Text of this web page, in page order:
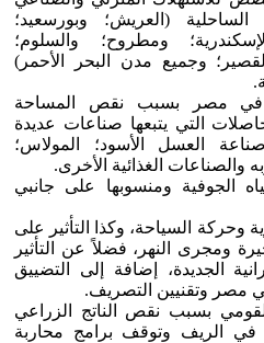
(العريش؛ وبورسعيد؛
ومطروح؛ والسلوم؛
وجميع مدن البحر الأحمر)
في مصر بسبب نقص المساحة
التي يتبعها صناعات عديدة
العسل الأسود؛ المولاس؛
والصناعات الغذائية الأخرى.
الجوفية ومنسوبها على جانبي
وحركة السياحة، وكذا التأثير على
ومجرى النهر، فضلاً عن التأثير
الجديدة، إضافة إلى التضييق
مصر وتقنيين التصريف.
بسبب نقص الناتج الزراعي
في الريف وتوقف برامج محاربة